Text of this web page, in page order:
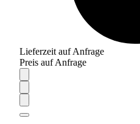
Lieferzeit auf Anfrage
Preis auf Anfrage